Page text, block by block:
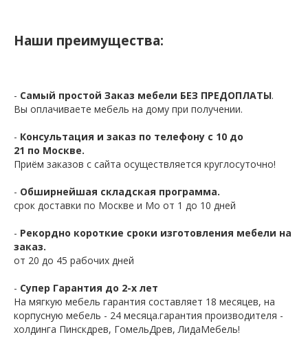
Наши преимущества:
- Самый простой Заказ мебели БЕЗ ПРЕДОПЛАТЫ.
Вы оплачиваете мебель на дому при получении.
- Консультация и заказ по телефону с 10 до
21 по Москве.
Приём заказов с сайта осуществляется круглосуточно!
- Обширнейшая складская программа.
срок доставки по Москве и Мо от 1 до 10 дней
- Рекордно короткие сроки изготовления мебели на
заказ.
от 20 до 45 рабочих дней
- Супер Гарантия до 2-х лет
На мягкую мебель гарантия составляет 18 месяцев, на
корпусную мебель - 24 месяца.гарантия производителя -
холдинга Пинскдрев, ГомельДрев, ЛидаМебель!